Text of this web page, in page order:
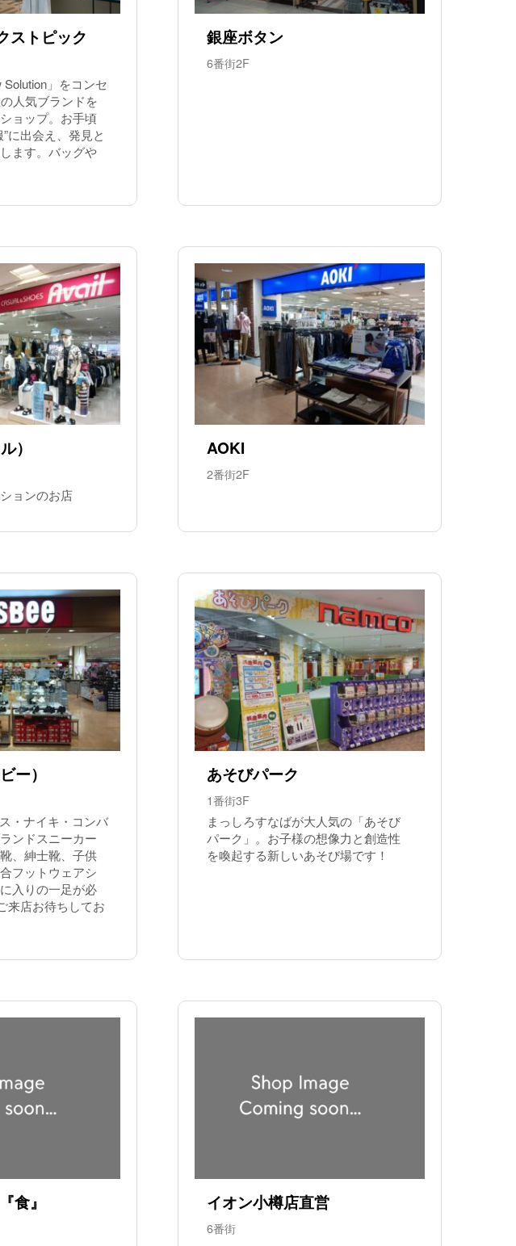
ストピック
Solution」をコンセ
人気ブランドを
ョップ。お手頃
に出会え、発見と
ます。バッグや
銀座ボタン
6番街2F
）
ョンのお店
AOKI
2番街2F
ー）
・ナイキ・コンバ
ンドスニーカー
、紳士靴、子供
フットウェアシ
入りの一足が必
来店お待ちしてお
あそびパーク
1番街3F
まっしろすなばが大人気の「あそび
パーク」。お子様の想像力と創造性
を喚起する新しいあそび場です！
食』 イオン小樽店直営
6番街